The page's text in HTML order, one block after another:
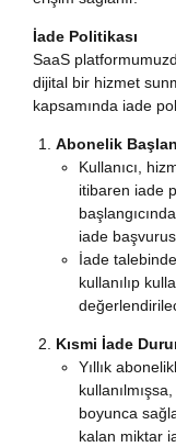
İade Politikası
SaaS
dijital bir hizmet
kapsamında iade
Abonelik
Kullanıcı,
itibaren iade
iade
İade
kullanılıp
Kısmi İade
Yıllık
boyunca
kalan miktar